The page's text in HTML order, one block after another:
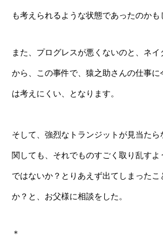
も考えられるような状態であったのかも
また、プログレスが悪くないのと、ネ
から、この事件で、猿之助さんの仕事に
は考えにくい、となります。
そして、強烈なトランジットが見当た
関しても、それでものすごく取り乱す
ではないか？とりあえず出てしまったこ
か？と、お父様に相談をした。
＊